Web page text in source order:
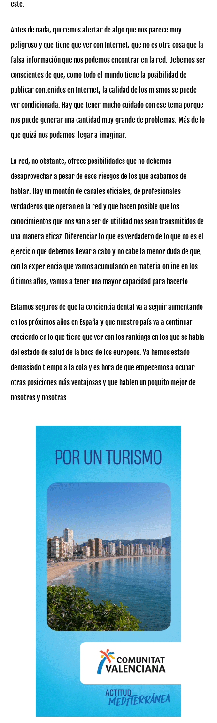
este.
Antes de nada, queremos alertar de algo que nos parece muy
peligroso y que tiene que ver con Internet, que no es otra cosa que la
falsa información que nos podemos encontrar en la red. Debemos ser
conscientes de que, como todo el mundo tiene la posibilidad de
publicar contenidos en Internet, la calidad de los mismos se puede
ver condicionada. Hay que tener mucho cuidado con ese tema porque
nos puede generar una cantidad muy grande de problemas. Más de lo
que quizá nos podamos llegar a imaginar.
La red, no obstante, ofrece posibilidades que no debemos
desaprovechar a pesar de esos riesgos de los que acabamos de
hablar. Hay un montón de canales oficiales, de profesionales
verdaderos que operan en la red y que hacen posible que los
conocimientos que nos van a ser de utilidad nos sean transmitidos de
una manera eficaz. Diferenciar lo que es verdadero de lo que no es el
ejercicio que debemos llevar a cabo y no cabe la menor duda de que,
con la experiencia que vamos acumulando en materia online en los
últimos años, vamos a tener una mayor capacidad para hacerlo.
Estamos seguros de que la conciencia dental va a seguir aumentando
en los próximos años en España y que nuestro país va a continuar
creciendo en lo que tiene que ver con los rankings en los que se habla
del estado de salud de la boca de los europeos. Ya hemos estado
demasiado tiempo a la cola y es hora de que empecemos a ocupar
otras posiciones más ventajosas y que hablen un poquito mejor de
nosotros y nosotras.